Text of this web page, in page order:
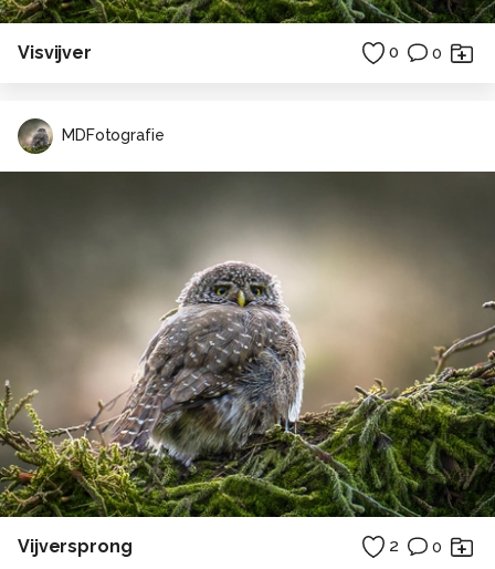
Visvijver 0 0
MDFotografie
Vijversprong 2 0